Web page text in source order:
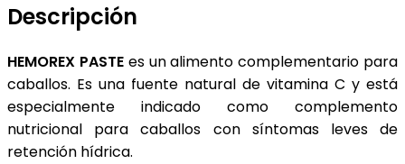
Descripción
HEMOREX PASTEes un alimento complementario para
caballos. Es una fuente natural de vitamina C y está
especialmente indicado como complemento
nutricional para caballos con síntomas leves de
retención hídrica.